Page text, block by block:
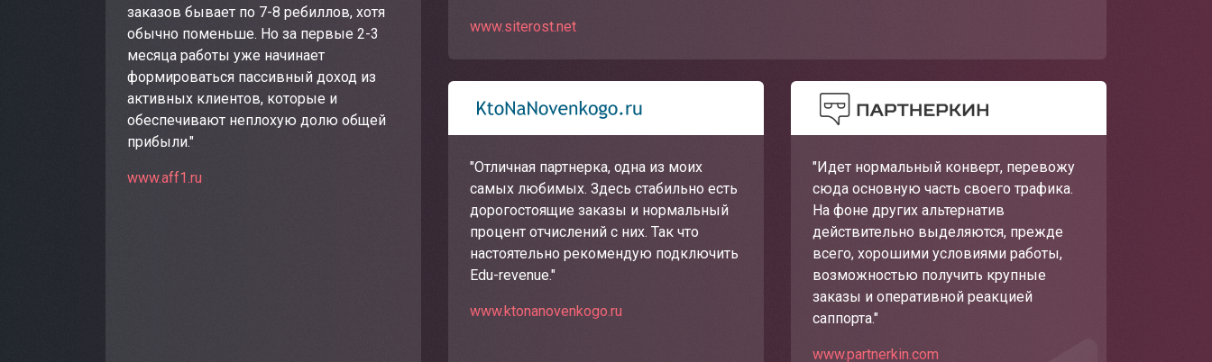
заказов бывает по 7-8 ребиллов, хотя
обычно поменьше. Но за первые 2-3
месяца работы уже начинает
формироваться пассивный доход из
активных клиентов, которые и
обеспечивают неплохую долю общей
прибыли."
www.aff1.ru
www.siterost.net
"Отличная партнерка, одна из моих
самых любимых. Здесь стабильно есть
дорогостоящие заказы и нормальный
процент отчислений с них. Так что
настоятельно рекомендую подключить
Edu-revenue."
www.ktonanovenkogo.ru
"Идет нормальный конверт, перевожу
сюда основную часть своего трафика.
На фоне других альтернатив
действительно выделяются, прежде
всего, хорошими условиями работы,
возможностью получить крупные
заказы и оперативной реакцией
саппорта."
www.partnerkin.com